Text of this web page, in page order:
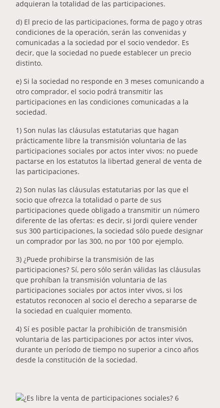
adquieran la totalidad de las participaciones.
d) El precio de las participaciones, forma de pago y otras
condiciones de la operación, serán las convenidas y
comunicadas a la sociedad por el socio vendedor. Es
decir, que la sociedad no puede establecer un precio
distinto.
e) Si la sociedad no responde en 3 meses comunicando a
otro comprador, el socio podrá transmitir las
participaciones en las condiciones comunicadas a la
sociedad.
1) Son nulas las cláusulas estatutarias que hagan
prácticamente libre la transmisión voluntaria de las
participaciones sociales por actos inter vivos: no puede
pactarse en los estatutos la libertad general de venta de
las participaciones.
2) Son nulas las cláusulas estatutarias por las que el
socio que ofrezca la totalidad o parte de sus
participaciones quede obligado a transmitir un número
diferente de las ofertas: es decir, si Jordi quiere vender
sus 300 participaciones, la sociedad sólo puede designar
un comprador por las 300, no por 100 por ejemplo.
3) ¿Puede prohibirse la transmisión de las
participaciones? Sí, pero sólo serán válidas las cláusulas
que prohíban la transmisión voluntaria de las
participaciones sociales por actos inter vivos, si los
estatutos reconocen al socio el derecho a separarse de
la sociedad en cualquier momento.
4) Sí es posible pactar la prohibición de transmisión
voluntaria de las participaciones por actos inter vivos,
durante un período de tiempo no superior a cinco años
desde la constitución de la sociedad.